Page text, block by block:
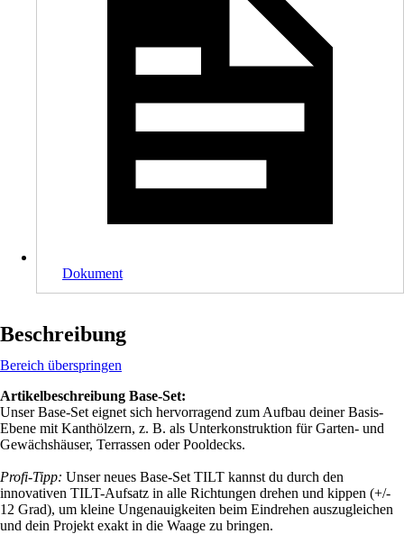
Dokument
Beschreibung
Bereich überspringen
Artikelbeschreibung Base-Set:
Unser Base-Set eignet sich hervorragend zum Aufbau deiner Basis-
Ebene mit Kanthölzern, z. B. als Unterkonstruktion für Garten- und
Gewächshäuser, Terrassen oder Pooldecks.
Profi-Tipp: Unser neues Base-Set TILT kannst du durch den
innovativen TILT-Aufsatz in alle Richtungen drehen und kippen (+/-
12 Grad), um kleine Ungenauigkeiten beim Eindrehen auszugleichen
und dein Projekt exakt in die Waage zu bringen.